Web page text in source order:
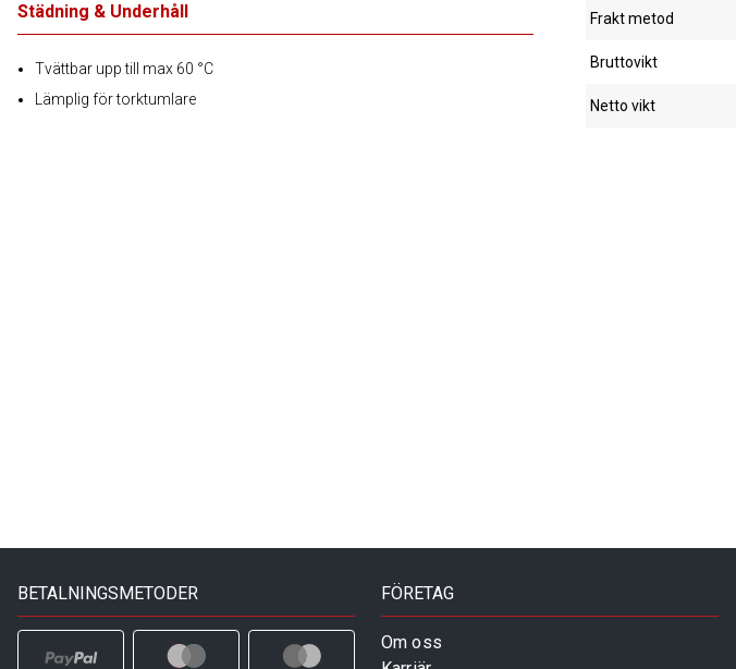
Städning & Underhåll
Tvättbar upp till max 60 °C
Lämplig för torktumlare
Frakt metod
Bruttovikt
Netto vikt
BETALNINGSMETODER FÖRETAG
Om oss